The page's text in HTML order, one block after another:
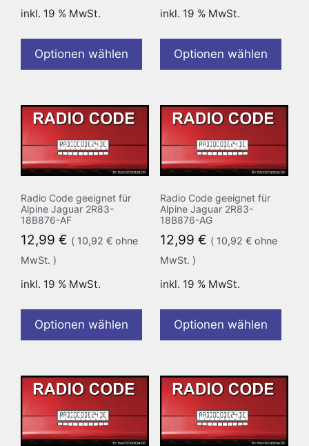
inkl. 19 % MwSt.
Optionen wählen
inkl. 19 % MwSt.
Optionen wählen
Radio Code geeignet für
Alpine Jaguar 2R83-
18B876-AF
12,99 € ( 10,92 € ohne
MwSt. )
inkl. 19 % MwSt.
Optionen wählen
Radio Code geeignet für
Alpine Jaguar 2R83-
18B876-AG
12,99 € ( 10,92 €ohne
MwSt. )
inkl. 19 % MwSt.
Optionen wählen